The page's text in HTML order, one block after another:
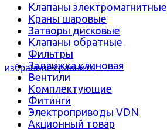
избранное сравнить
Клапаны электромагнитные
Краны шаровые
Затворы дисковые
Клапаны обратные
Фильтры
Задвижка клиновая
Вентили
Комплектующие
Фитинги
Электроприводы VDN
Акционный товар